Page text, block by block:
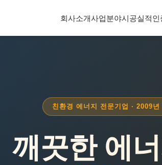
회사소개사업분야시공실적인
친환경 에너지 전문기업 · 2009년
깨끗한 에